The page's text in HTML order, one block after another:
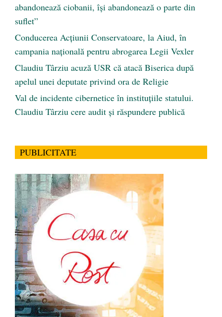
abandonează ciobanii, își abandonează o parte din
suflet”
Conducerea Acțiunii Conservatoare, la Aiud, în
campania națională pentru abrogarea Legii Vexler
Claudiu Târziu acuză USR că atacă Biserica după
apelul unei deputate privind ora de Religie
Val de incidente cibernetice în instituțiile statului.
Claudiu Târziu cere audit și răspundere publică
PUBLICITATE